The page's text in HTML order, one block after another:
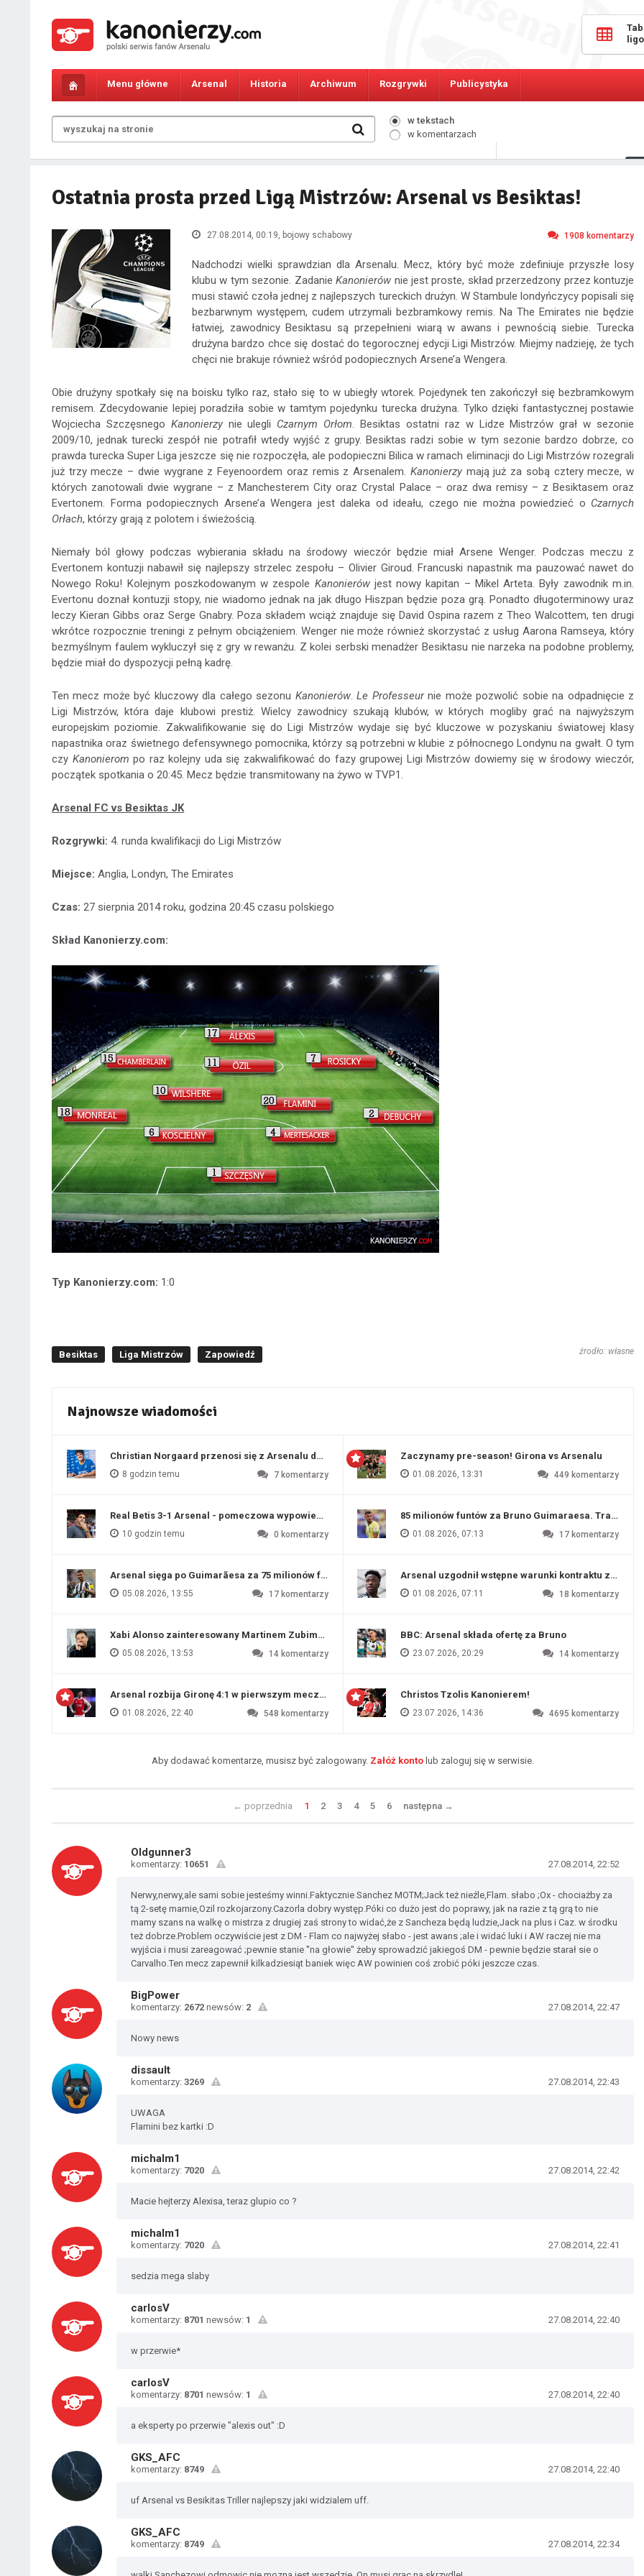
Menu główne Arsenal Historia Archiwum Rozgrywki Publicystyka
w tekstach
w komentarzach
Ostatnia prosta przed Ligą Mistrzów: Arsenal vs Besiktas!
27.08.2014, 00:19, bojowy schabowy 1908 komentarzy
Nadchodzi wielki sprawdzian dla Arsenalu. Mecz, który być może zdefiniuje przyszłe losy
klubu w tym sezonie. ZadanieKanonierów nie jest proste, skład przerzedzony przez kontuzje
musi stawić czoła jednej z najlepszych tureckich drużyn. W Stambule londyńczycy popisali się
bezbarwnym występem, cudem utrzymali bezbramkowy remis. Na The Emirates nie będzie
łatwiej, zawodnicy Besiktasu są przepełnieni wiarą w awans i pewnością siebie. Turecka
drużyna bardzo chce się dostać do tegorocznej edycji Ligi Mistrzów. Miejmy nadzieję, że tych
chęci nie brakuje również wśród podopiecznych Arsene’a Wengera.
Obie drużyny spotkały się na boisku tylko raz, stało się to w ubiegły wtorek. Pojedynek ten zakończył się bezbramkowym
remisem. Zdecydowanie lepiej poradziła sobie w tamtym pojedynku turecka drużyna. Tylko dzięki fantastycznej postawie
Wojciecha Szczęsnego Kanonierzynie ulegli Czarnym Orłom. Besiktas ostatni raz w Lidze Mistrzów grał w sezonie
2009/10, jednak turecki zespół nie potrafił wtedy wyjść z grupy. Besiktas radzi sobie w tym sezonie bardzo dobrze, co
prawda turecka Super Liga jeszcze się nie rozpoczęła, ale podopieczni Bilica w ramach eliminacji do Ligi Mistrzów rozegrali
już trzy mecze – dwie wygrane z Feyenoordem oraz remis z Arsenalem. Kanonierzymają już za sobą cztery mecze, w
których zanotowali dwie wygrane – z Manchesterem City oraz Crystal Palace – oraz dwa remisy – z Besiktasem oraz
Evertonem. Forma podopiecznych Arsene’a Wengera jest daleka od ideału, czego nie można powiedzieć o Czarnych
Orłach, którzy grają z polotem i świeżością.
Niemały ból głowy podczas wybierania składu na środowy wieczór będzie miał Arsene Wenger. Podczas meczu z
Evertonem kontuzji nabawił się najlepszy strzelec zespołu – Olivier Giroud. Francuski napastnik ma pauzować nawet do
Nowego Roku! Kolejnym poszkodowanym w zespole Kanonierówjest nowy kapitan – Mikel Arteta. Były zawodnik m.in.
Evertonu doznał kontuzji stopy, nie wiadomo jednak na jak długo Hiszpan będzie poza grą. Ponadto długoterminowy uraz
leczy Kieran Gibbs oraz Serge Gnabry. Poza składem wciąż znajduje się David Ospina razem z Theo Walcottem, ten drugi
wkrótce rozpocznie treningi z pełnym obciążeniem. Wenger nie może również skorzystać z usług Aarona Ramseya, który
bezmyślnym faulem wykluczył się z gry w rewanżu. Z kolei serbski menadżer Besiktasu nie narzeka na podobne problemy,
będzie miał do dyspozycji pełną kadrę.
Ten mecz może być kluczowy dla całego sezonu Kanonierów.Le Professeurnie może pozwolić sobie na odpadnięcie z
Ligi Mistrzów, która daje klubowi prestiż. Wielcy zawodnicy szukają klubów, w których mogliby grać na najwyższym
europejskim poziomie. Zakwalifikowanie się do Ligi Mistrzów wydaje się być kluczowe w pozyskaniu światowej klasy
napastnika oraz świetnego defensywnego pomocnika, którzy są potrzebni w klubie z północnego Londynu na gwałt. O tym
czy Kanonierom po raz kolejny uda się zakwalifikować do fazy grupowej Ligi Mistrzów dowiemy się w środowy wieczór,
początek spotkania o 20:45. Mecz będzie transmitowany na żywo w TVP1.
Arsenal FC vs Besiktas JK
Rozgrywki: 4. runda kwalifikacji do Ligi Mistrzów
Miejsce: Anglia, Londyn, The Emirates
Czas: 27 sierpnia 2014 roku, godzina 20:45 czasu polskiego
Skład Kanonierzy.com:
Typ Kanonierzy.com: 1:0
Besiktas Liga Mistrzów Zapowiedź źrodło: własne
Najnowsze wiadomości
Christian Norgaard przenosi się z Arsenalu do Evertonu
8 godzin temu 7 komentarzy
Real Betis 3-1 Arsenal - pomeczowa wypowiedź Artety
10 godzin temu 0 komentarzy
Arsenal sięga po Guimarãesa za 75 milionów funtów
05.08.2026, 13:55 17 komentarzy
Xabi Alonso zainteresowany Martinem Zubimendim
05.08.2026, 13:53 14 komentarzy
Arsenal rozbija Gironę 4:1 w pierwszym meczu przygotowawczym
01.08.2026, 22:40 548 komentarzy
Zaczynamy pre-season! Girona vs Arsenalu
01.08.2026, 13:31 449 komentarzy
85 milionów funtów za Bruno Guimaraesa. Transfer
01.08.2026, 07:13 17 komentarzy
Arsenal uzgodnił wstępne warunki kontraktu z
01.08.2026, 07:11 18 komentarzy
BBC: Arsenal składa ofertę za Bruno
23.07.2026, 20:29 14 komentarzy
Christos Tzolis Kanonierem!
23.07.2026, 14:36 4695 komentarzy
Aby dodawać komentarze, musisz być zalogowany. Załóż konto lub zaloguj się w serwisie.
← poprzednia 1 2 3 4 5 6 następna →
Oldgunner3
komentarzy: 10651 27.08.2014, 22:52
Nerwy,nerwy,ale sami sobie jesteśmy winni.Faktycznie Sanchez MOTM;Jack też nieźle,Flam. słabo ;Ox - chociażby za
tą 2-setę marnie,Ozil rozkojarzony.Cazorla dobry występ.Póki co dużo jest do poprawy, jak na razie z tą grą to nie
mamy szans na walkę o mistrza z drugiej zaś strony to widać,że z Sancheza będą ludzie,Jack na plus i Caz. w środku
też dobrze.Problem oczywiście jest z DM - Flam co najwyżej słabo - jest awans ;ale i widać luki i AW raczej nie ma
wyjścia i musi zareagować ;pewnie stanie ''na głowie'' żeby sprowadzić jakiegoś DM - pewnie będzie starał sie o
Carvalho.Ten mecz zapewnił kilkadziesiąt baniek więc AW powinien coś zrobić póki jeszcze czas.
BigPower
komentarzy: 2672 newsów: 2 27.08.2014, 22:47
Nowy news
dissault
komentarzy: 3269 27.08.2014, 22:43
UWAGA
Flamini bez kartki :D
michalm1
komentarzy: 7020 27.08.2014, 22:42
Macie hejterzy Alexisa, teraz glupio co ?
michalm1
komentarzy: 7020 27.08.2014, 22:41
sedzia mega slaby
carlosV
komentarzy: 8701 newsów: 1 27.08.2014, 22:40
w przerwie*
carlosV
komentarzy: 8701 newsów: 1 27.08.2014, 22:40
a eksperty po przerwie "alexis out" :D
GKS_AFC
komentarzy: 8749 27.08.2014, 22:40
uf Arsenal vs Besikitas Triller najlepszy jaki widzialem uff.
GKS_AFC
komentarzy: 8749 27.08.2014, 22:34